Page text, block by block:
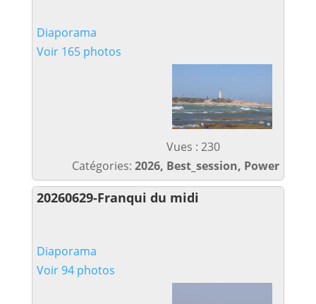
Diaporama
Voir 165 photos
Vues : 230
Catégories:2026, Best_session, Power
20260629-Franqui du midi
Diaporama
Voir 94 photos